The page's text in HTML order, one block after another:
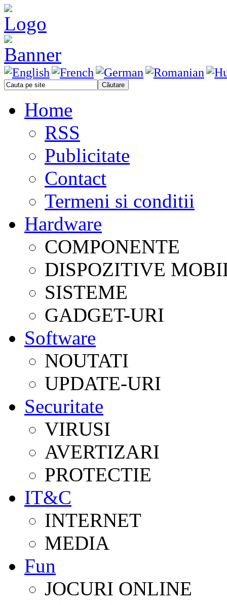
Home
RSS
Publicitate
Contact
Termeni si conditii
Hardware
COMPONENTE
DISPOZITIVE
SISTEME
GADGET-URI
Software
NOUTATI
UPDATE-URI
Securitate
VIRUSI
AVERTIZARI
PROTECTIE
IT&C
INTERNET
MEDIA
Fun
JOCURI ONLINE